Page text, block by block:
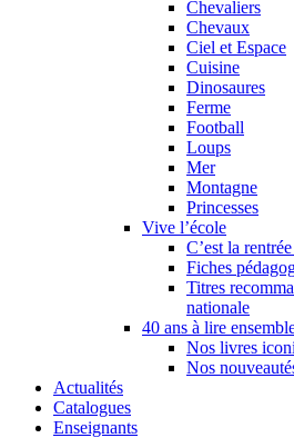
Chevaliers
Chevaux
Ciel et Espace
Cuisine
Dinosaures
Ferme
Football
Loups
Mer
Montagne
Princesses
Vive l’école
C’est la
Fiches
Titres
nationale
40 ans à lire
Nos livres
Nos
Actualités
Catalogues
Enseignants